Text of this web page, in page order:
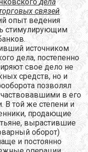
связей
опыт ведения
стимулирующим
источником
дела, постепенно
свое дело не
средств, но и
позволял
в его
В той же степени и
продающие
вырастившие
оборот)
и постоянно